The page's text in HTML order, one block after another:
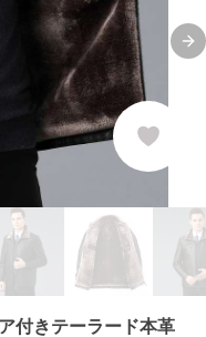
付きテーラード本革